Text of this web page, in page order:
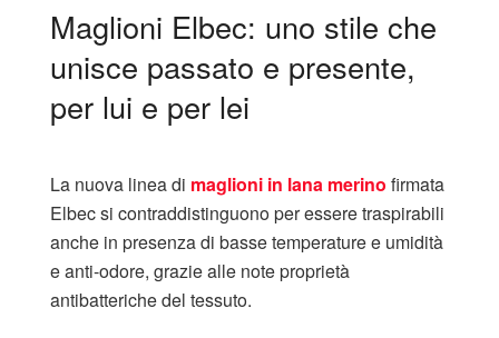
Maglioni Elbec: uno stile che
unisce passato e presente,
per lui e per lei
La nuova linea di maglioni in lana merino firmata
Elbec si contraddistinguono per essere traspirabili
anche in presenza di basse temperature e umidità
e anti-odore, grazie alle note proprietà
antibatteriche del tessuto.